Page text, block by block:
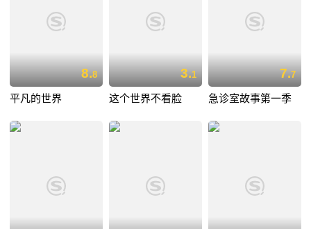
8.8
平凡的世界
3.1
这个世界不看脸
7.7
急诊室故事第一季